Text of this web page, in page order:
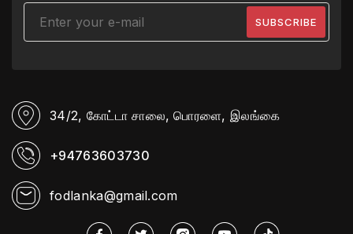
34/2, கோட்டா சாலை, பொரளை, இலங்கை
+94763603730
fodlanka@gmail.com